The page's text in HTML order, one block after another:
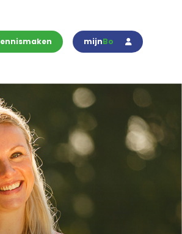
mijnBo